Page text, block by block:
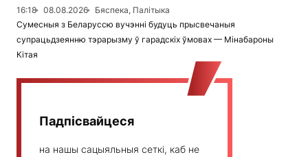
16:18
08.08.2026
Бяспека, Палітыка
Сумесныя з Беларуссю вучэнні будуць прысвечаныя
супрацьдзеянню тэрарызму ў гарадскіх ўмовах — Мінабароны
Кітая
Падпісвайцеся
на нашы сацыяльныя сеткі, каб не